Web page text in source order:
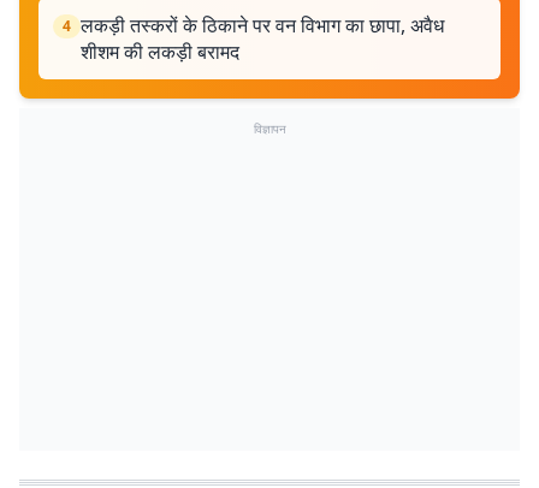
4 लकड़ी तस्करों के ठिकाने पर वन विभाग का छापा, अवैध
शीशम की लकड़ी बरामद
विज्ञापन